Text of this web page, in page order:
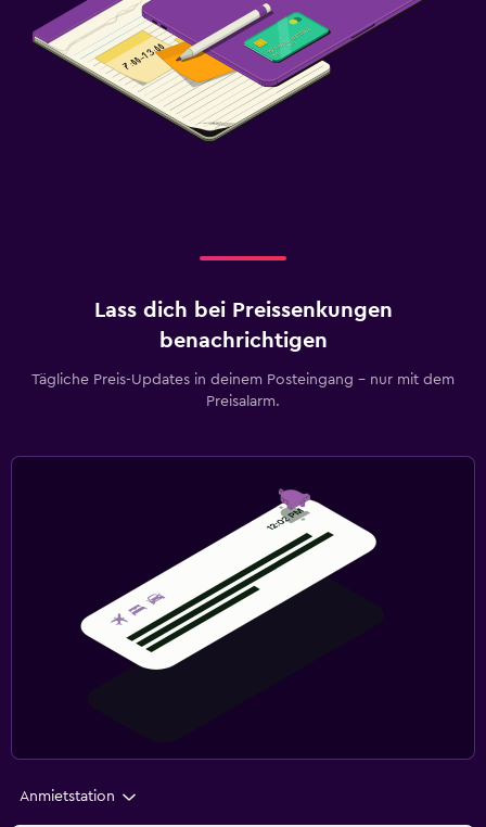
Lass dich bei Preissenkungen
benachrichtigen
Tägliche Preis-Updates in deinem Posteingang – nur mit dem
Preisalarm.
Anmietstation